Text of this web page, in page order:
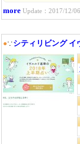
more Update：2017/12/
●∵シティリビング イ